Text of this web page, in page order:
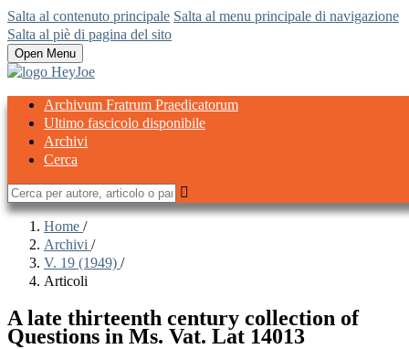
Salta al contenuto principale Salta al menu principale di navigazione
Salta al piè di pagina del sito
Open Menu
Archivum Fratrum Praedicatorum
Ultimo fascicolo disponibile
Archivi
Cerca
Home /
Archivi /
V. 19 (1949) /
Articoli
A late thirteenth century collection of
Questions in Ms. Vat. Lat 14013